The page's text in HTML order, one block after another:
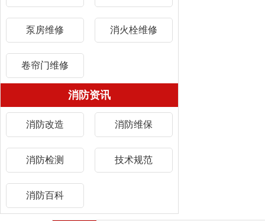
泵房维修 消火栓维修
卷帘门维修
消防资讯
消防改造 消防维保
消防检测 技术规范
消防百科